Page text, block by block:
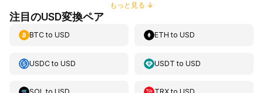
もっと見る ↓
注目のUSD変換ペア
BTCto USD ETH toUSD
USDCto USD USDT toUSD